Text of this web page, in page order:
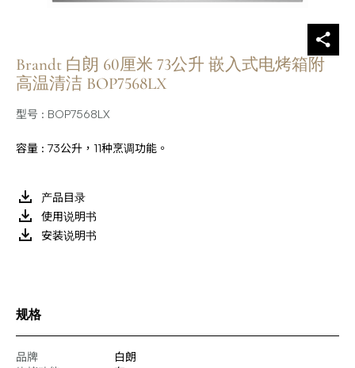
Brandt 白朗 60厘米 73公升 嵌入式电烤箱附
高温清洁 BOP7568LX
型号 : BOP7568LX
容量 : 73公升，11种烹调功能。
产品目录
使用说明书
安装说明书
规格
品牌
白朗